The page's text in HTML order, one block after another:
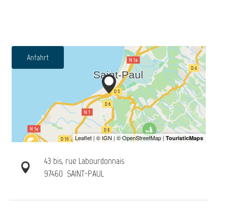
Anfahrt
43 bis, rue Labourdonnais
97460 SAINT-PAUL